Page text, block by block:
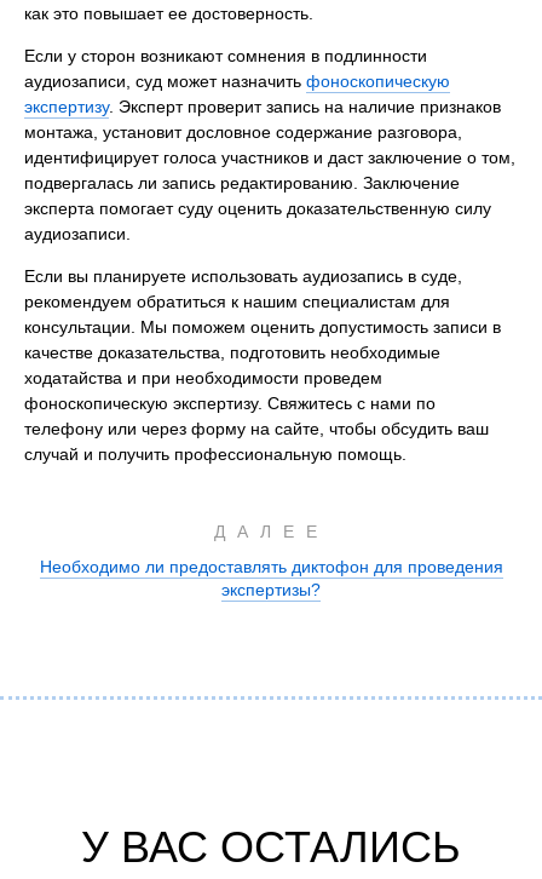
как это повышает ее достоверность.
Если у сторон возникают сомнения в подлинности
аудиозаписи, суд может назначить фоноскопическую
экспертизу. Эксперт проверит запись на наличие признаков
монтажа, установит дословное содержание разговора,
идентифицирует голоса участников и даст заключение о том,
подвергалась ли запись редактированию. Заключение
эксперта помогает суду оценить доказательственную силу
аудиозаписи.
Если вы планируете использовать аудиозапись в суде,
рекомендуем обратиться к нашим специалистам для
консультации. Мы поможем оценить допустимость записи в
качестве доказательства, подготовить необходимые
ходатайства и при необходимости проведем
фоноскопическую экспертизу. Свяжитесь с нами по
телефону или через форму на сайте, чтобы обсудить ваш
случай и получить профессиональную помощь.
ДАЛЕЕ
Необходимо ли предоставлять диктофон для проведения
экспертизы?
У ВАС ОСТАЛИСЬ